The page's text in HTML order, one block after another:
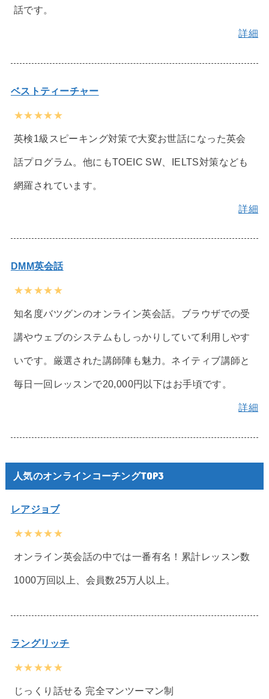
話です。
詳細
ベストティーチャー
★★★★★
英検1級スピーキング対策で大変お世話になった英会
話プログラム。他にもTOEIC SW、IELTS対策なども
網羅されています。
詳細
DMM英会話
★★★★★
知名度バツグンのオンライン英会話。ブラウザでの受
講やウェブのシステムもしっかりしていて利用しやす
いです。厳選された講師陣も魅力。ネイティブ講師と
毎日一回レッスンで20,000円以下はお手頃です。
詳細
人気のオンラインコーチングTOP3
レアジョブ
★★★★★
オンライン英会話の中では一番有名！累計レッスン数
1000万回以上、会員数25万人以上。
ラングリッチ
★★★★★
じっくり話せる 完全マンツーマン制